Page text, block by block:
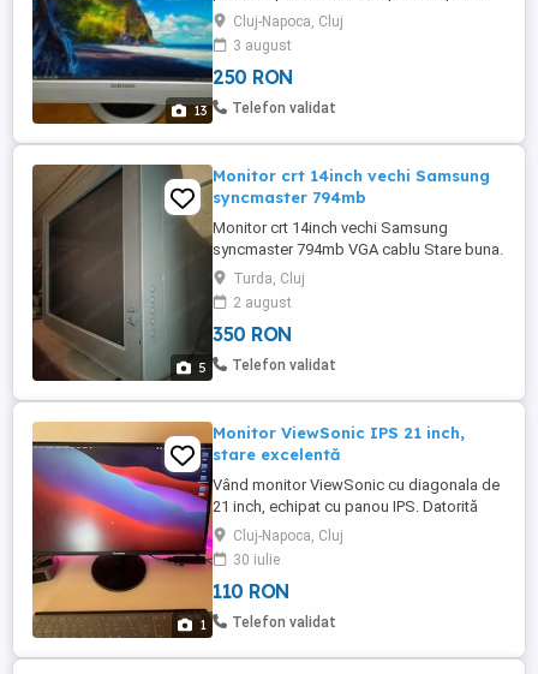
13
90 de grade * dimensiune: 19 inch, raport
3:4 (nu e widescreen) * rezolutie: 1280 x
1024 @ 75 Hz * conexiune VGA + DVI. NU
are HDMI * boxe integrate * monitorul
functionează perfect, fără probleme, fără
Cluj-Napoca, Cluj
3 august
250 RON
Telefon validat
5
Monitor crt 14inch vechi Samsung
syncmaster 794mb
Monitor crt 14inch vechi Samsung
syncmaster 794mb VGA cablu Stare buna.
Pret fis cu predare personala.
Turda, Cluj
2 august
350 RON
Telefon validat
1
Monitor ViewSonic IPS 21 inch,
stare excelentă
Vând monitor ViewSonic cu diagonala de
21 inch, echipat cu panou IPS. Datorită
tehnologiei IPS, oferă culori foarte vii și
unghiuri largi de vizualizare. Este perfect
ca ecran principal pentru office studii sau
ca al doilea monitor pentru un setup cu
laptop. Funcționează impecabil, nu are
Cluj-Napoca, Cluj
30 iulie
110 RON
Telefon validat